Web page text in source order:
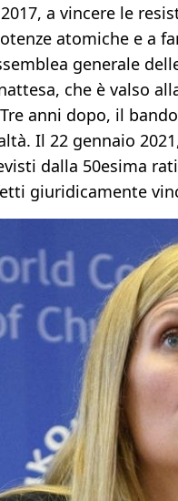
a vincere le
atomiche e a
generale
che è valso
anni dopo, il
Il 22 gennaio
dalla 50esima
giuridicamente